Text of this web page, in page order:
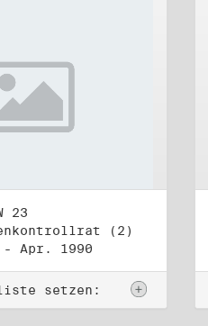
23
(2)
- Apr. 1990
setzen: